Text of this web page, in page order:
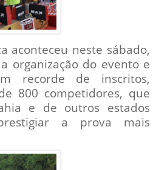
aconteceu neste sábado,
organização do evento e
recorde de inscritos,
800 competidores, que
e de outros estados
a prova mais